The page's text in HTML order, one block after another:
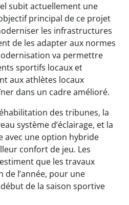
subit actuellement une
principal de ce projet
les infrastructures
de les adapter aux normes
va permettre
sportifs locaux et
aux athlètes locaux
dans un cadre amélioré.
des tribunes, la
système d’éclairage, et la
avec une option hybride
confort de jeu. Les
que les travaux
de l’année, pour une
de la saison sportive